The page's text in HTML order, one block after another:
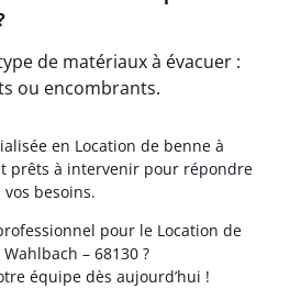
de matériaux à évacuer :
ou encombrants.
en Location de benne à
prêts à intervenir pour répondre
vos besoins.
pour le Location de
– 68130 ?
équipe dès aujourd’hui !